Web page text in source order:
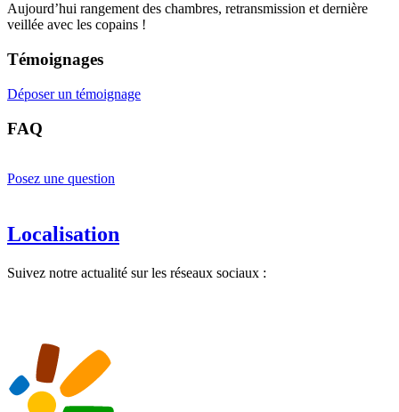
Aujourd’hui rangement des chambres, retransmission et dernière
veillée avec les copains !
Témoignages
Déposer un témoignage
FAQ
Posez une question
Localisation
Suivez notre actualité sur les réseaux sociaux :